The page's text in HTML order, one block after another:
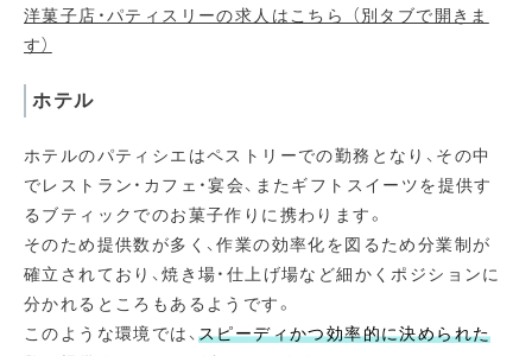
洋菓子店・パティスリーの求人はこちら （別タブで開きま
す）
ホテル
ホテルのパティシエはペストリーでの勤務となり、その中
でレストラン・カフェ・宴会、またギフトスイーツを提供す
るブティックでのお菓子作りに携わります。
そのため提供数が多く、作業の効率化を図るため分業制が
確立されており、焼き場・仕上げ場など細かくポジションに
分かれるところもあるようです。
このような環境では、 スピーディかつ効率的に決められた